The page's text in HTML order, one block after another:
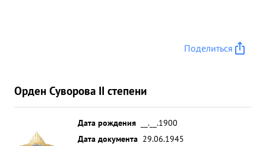
Поделиться
Орден Суворова II степени
Дата рождения
__.__.1900
Дата документа 29.06.1945